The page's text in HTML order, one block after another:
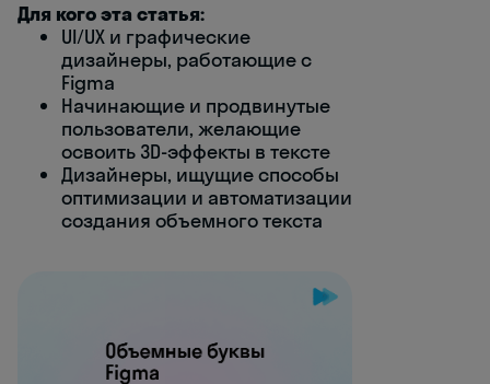
Для кого эта статья:
UI/UX и графические
дизайнеры, работающие с
Figma
Начинающие и продвинутые
пользователи, желающие
освоить 3D-эффекты в тексте
Дизайнеры, ищущие способы
оптимизации и автоматизации
создания объемного текста